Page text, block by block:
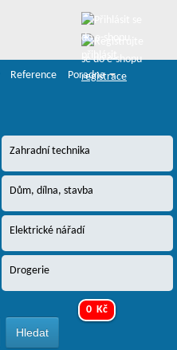
registrace
Reference
Poradna
Zahradní technika
Dům, dílna, stavba
Elektrické nářadí
Drogerie
0 Kč